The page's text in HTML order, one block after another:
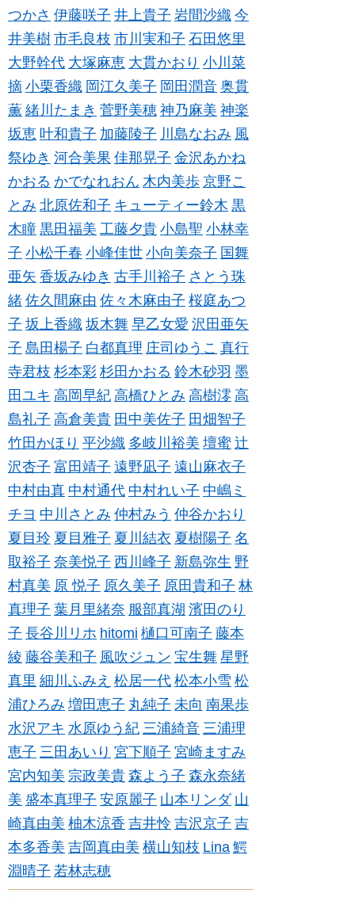
つかさ 伊藤咲子 井上貴子 岩間沙織 今
井美樹 市毛良枝 市川実和子 石田悠里
大野幹代 大塚麻恵 大貫かおり 小川菜
摘 小栗香織 岡江久美子 岡田潤音 奥貫
薫 緒川たまき 菅野美穂 神乃麻美 神楽
坂恵 叶和貴子 加藤陵子 川島なおみ 風
祭ゆき 河合美果 佳那晃子 金沢あかね
かおる かでなれおん 木内美歩 京野こ
とみ 北原佐和子 キューティー鈴木 黒
木瞳 黒田福美 工藤夕貴 小島聖 小林幸
子 小松千春 小峰佳世 小向美奈子 国舞
亜矢 香坂みゆき 古手川裕子 さとう珠
緒 佐久間麻由 佐々木麻由子 桜庭あつ
子 坂上香織 坂木舞 早乙女愛 沢田亜矢
子 島田楊子 白都真理 庄司ゆうこ 真行
寺君枝 杉本彩 杉田かおる 鈴木砂羽 墨
田ユキ 高岡早紀 高橋ひとみ 高樹澪 高
島礼子 高倉美貴 田中美佐子 田畑智子
竹田かほり 平沙織 多岐川裕美 壇蜜 辻
沢杏子 富田靖子 遠野凪子 遠山麻衣子
中村由真 中村通代 中村れい子 中嶋ミ
チヨ 中川さとみ 仲村みう 仲谷かおり
夏目玲 夏目雅子 夏川結衣 夏樹陽子 名
取裕子 奈美悦子 西川峰子 新島弥生 野
村真美 原 悦子 原久美子 原田貴和子 林
真理子 葉月里緒奈 服部真湖 濱田のり
子 長谷川リホ hitomi 樋口可南子 藤本
綾 藤谷美和子 風吹ジュン 宝生舞 星野
真里 細川ふみえ 松居一代 松本小雪 松
浦ひろみ 増田恵子 丸純子 未向 南果歩
水沢アキ 水原ゆう紀 三浦綺音 三浦理
恵子 三田あいり 宮下順子 宮崎ますみ
宮内知美 宗政美貴 森よう子 森永奈緒
美 盛本真理子 安原麗子 山本リンダ 山
崎真由美 柚木涼香 吉井怜 吉沢京子 吉
本多香美 吉岡真由美 横山知枝 Lina 鰐
淵晴子 若林志穂